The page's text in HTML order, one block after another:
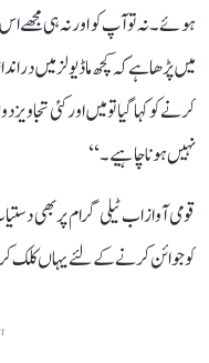
ہوئے۔ نہ تو آپ کو اور نہ ہی
میں پڑھا ہے کہ کچھ ماڈیولز میں
کرنے کو کہا گیا تو میں اور کئی
نہیں ہونا چاہیے۔‘‘
قومی آواز اب ٹیلی گرام پر بھی
کو جوائن کرنے کے لئے یہاں کلک